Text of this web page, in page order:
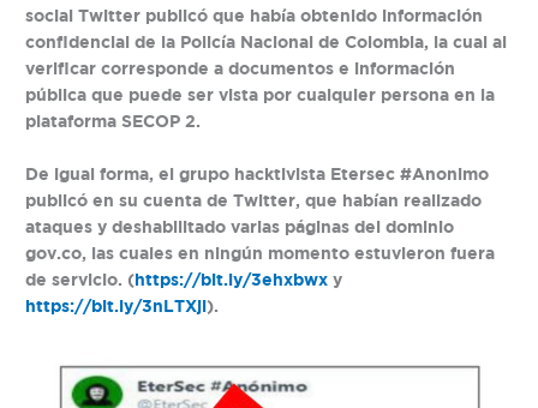
social Twitter publicó que había obtenido información
confidencial de la Policía Nacional de Colombia, la cual al
verificar corresponde a documentos e información
pública que puede ser vista por cualquier persona en la
plataforma SECOP 2.
De igual forma, el grupo hacktivista Etersec #Anonimo
publicó en su cuenta de Twitter, que habían realizado
ataques y deshabilitado varias páginas del dominio
gov.co, las cuales en ningún momento estuvieron fuera
de servicio. ( https://bit.ly/3ehxbwx y
https://bit.ly/3nLTXji ).